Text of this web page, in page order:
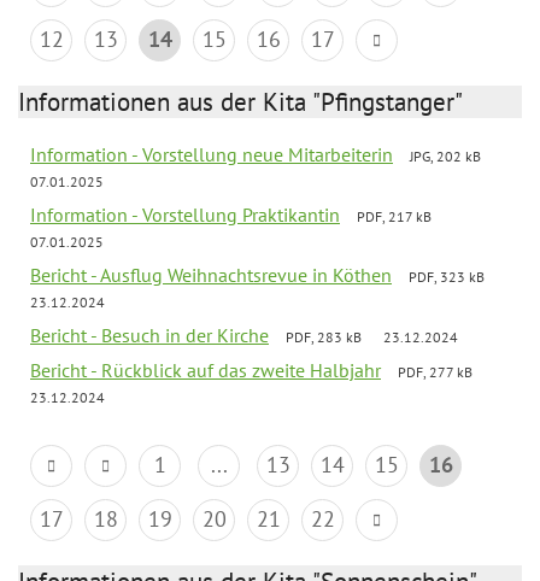
12
13 14 15 16 17
Informationen aus der Kita "Pfingstanger"
Information - Vorstellung neue Mitarbeiterin
JPG, 202 kB
07.01.2025
Information - Vorstellung Praktikantin
PDF, 217 kB
07.01.2025
Bericht - Ausflug Weihnachtsrevue in Köthen
PDF, 323 kB
23.12.2024
Bericht - Besuch in der Kirche PDF, 283 kB 23.12.2024
Bericht - Rückblick auf das zweite Halbjahr
PDF, 277 kB
23.12.2024
1 ... 13 14 15
16
17
18 19 20 21 22